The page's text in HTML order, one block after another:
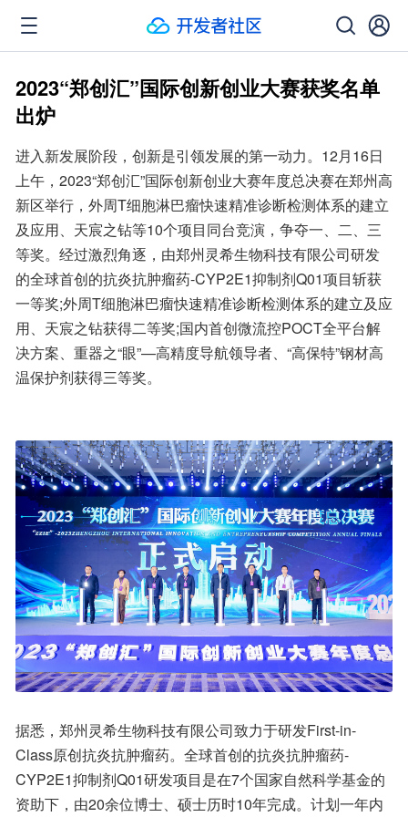
2023“郑创汇”国际创新创业大赛获奖名单
出炉
进入新发展阶段，创新是引领发展的第一动力。12月16日
上午，2023“郑创汇”国际创新创业大赛年度总决赛在郑州高
新区举行，外周T细胞淋巴瘤快速精准诊断检测体系的建立
及应用、天宸之钻等10个项目同台竞演，争夺一、二、三
等奖。经过激烈角逐，由郑州灵希生物科技有限公司研发
的全球首创的抗炎抗肿瘤药-CYP2E1抑制剂Q01项目斩获
一等奖;外周T细胞淋巴瘤快速精准诊断检测体系的建立及应
用、天宸之钻获得二等奖;国内首创微流控POCT全平台解
决方案、重器之“眼”—高精度导航领导者、“高保特”钢材高
温保护剂获得三等奖。
据悉，郑州灵希生物科技有限公司致力于研发First-in-
Class原创抗炎抗肿瘤药。全球首创的抗炎抗肿瘤药-
CYP2E1抑制剂Q01研发项目是在7个国家自然科学基金的
资助下，由20余位博士、硕士历时10年完成。计划一年内